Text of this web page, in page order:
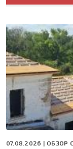
07.08.2026 | ОБЗОР